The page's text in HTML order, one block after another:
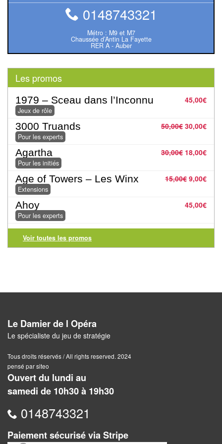
Jeux
de
société
Jeux
de
cartes
à
Collectionner
(TCG)
Les
Classiques
Pour
les
Pour
les
Pour
les
experts
En
solitaire
0148743321
Métro : M9 et M7
Chaussée d’Antin La Fayette
RER A - Auber
Les promos
45,00€
1979 – Sceau dans l’Inconnu
Jeux de rôle
50,00€ 30,00€
3000 Truands
Pour les experts
30,00€ 18,00€
Agartha
Pour les initiés
15,00€ 9,00€
Age of Towers – Les Winx
Extensions
45,00€
Ahoy
Pour les experts
Voir toutes les promos
Le Damier de l Opéra
Le spécialiste du jeu de stratégie
Tous droits réservés / All rights reserved. 2024
pensé par siteo
Ouvert du lundi au
samedi de 10h30 à 19h30
0148743321
Paiement sécurisé via Stripe